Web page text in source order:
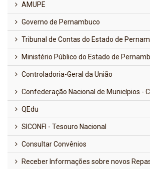
AMUPE
Governo de Pernambuco
Tribunal de Contas do Estado de
Ministério Público do Estado de
Controladoria-Geral da União
Confederação Nacional de Municípios -
QEdu
SICONFI - Tesouro Nacional
Consultar Convênios
Receber Informações sobre novos